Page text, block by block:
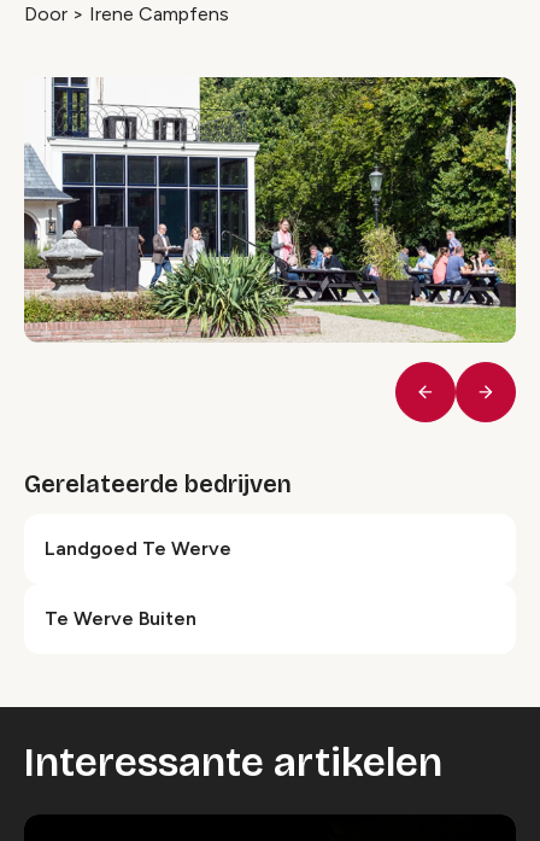
Door > Irene Campfens
Vorige
Gerelateerde bedrijven
Landgoed Te Werve
Te Werve Buiten
Interessante artikelen